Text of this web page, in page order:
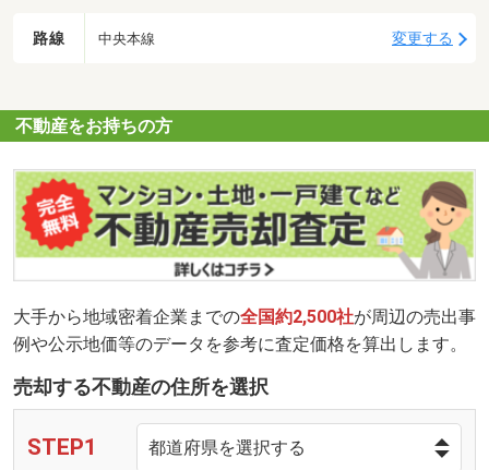
路線 中央本線 変更する
不動産をお持ちの方
大手から地域密着企業までの全国約2,500社が周辺の売出事
例や公示地価等のデータを参考に査定価格を算出します。
売却する不動産の住所を選択
STEP1